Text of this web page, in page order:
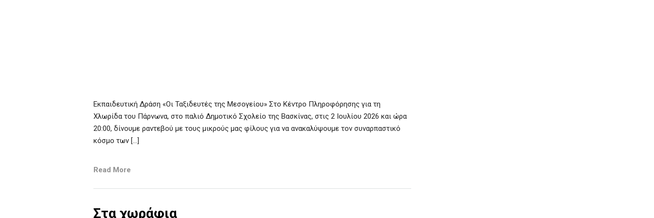
Εκπαιδευτική Δράση «Οι Ταξιδευτές της Μεσογείου» Στο Κέντρο Πληροφόρησης για τη
Χλωρίδα του Πάρνωνα, στο παλιό Δημοτικό Σχολείο της Βασκίνας, στις 2 Ιουλίου 2026 και ώρα
20:00, δίνουμε ραντεβού με τους μικρούς μας φίλους για να ανακαλύψουμε τον συναρπαστικό
κόσμο των […]
Read More
Στα χωράφια